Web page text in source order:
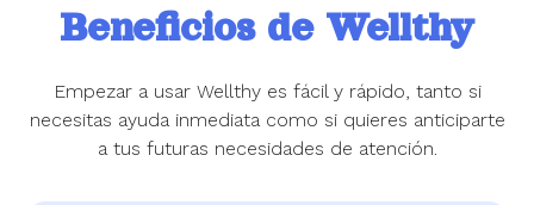
Beneficios de Wellthy
Empezar a usar Wellthy es fácil y rápido, tanto si
necesitas ayuda inmediata como si quieres anticiparte
a tus futuras necesidades de atención.